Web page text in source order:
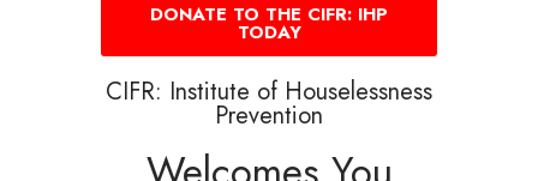
DONATE TO THE CIFR: IHP
TODAY
CIFR: Institute of Houselessness
Prevention